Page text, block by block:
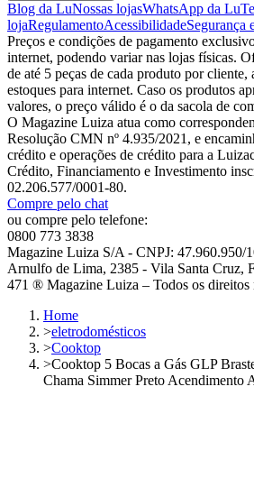
Blog da LuNossas lojasWhatsApp da Lu
lojaRegulamentoAcessibilidadeSegurança
Preços e condições de pagamento
internet, podendo variar nas lojas físicas.
de até 5 peças de cada produto por cliente,
estoques para internet. Caso os produtos
valores, o preço válido é o da sacola de
O Magazine Luiza atua como
Resolução CMN nº 4.935/2021, e
crédito e operações de crédito para a
Crédito, Financiamento e Investimento
02.206.577/0001-80.
Compre pelo chat
ou compre pelo telefone:
0800 773 3838
Magazine Luiza S/A - CNPJ: 47.960.950/
Arnulfo de Lima, 2385 - Vila Santa Cruz,
471 ® Magazine Luiza – Todos os direitos
Home
>eletrodomésticos
>Cooktop
>Cooktop 5 Bocas a Gás GLP
Chama Simmer Preto